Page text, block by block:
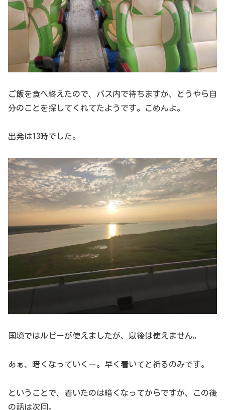
ご飯を食べ終えたので、バス内で待ちますが、どうやら自
分のことを探してくれてたようです。ごめんよ。
出発は13時でした。
国境ではルピーが使えましたが、以後は使えません。
あぁ、暗くなっていくー。早く着いてと祈るのみです。
ということで、着いたのは暗くなってからですが、この後
の話は次回。